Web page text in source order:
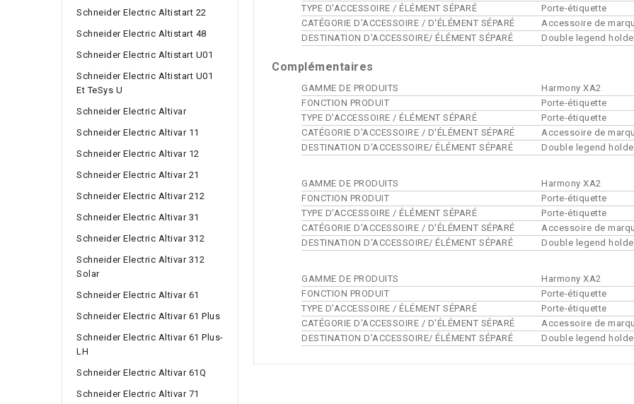
Schneider Electric Altistart 22
Schneider Electric Altistart 48
Schneider Electric Altistart U01
Schneider Electric Altistart U01
Et TeSys U
Schneider Electric Altivar
Schneider Electric Altivar 11
Schneider Electric Altivar 12
Schneider Electric Altivar 21
Schneider Electric Altivar 212
Schneider Electric Altivar 31
Schneider Electric Altivar 312
Schneider Electric Altivar 312
Solar
Schneider Electric Altivar 61
Schneider Electric Altivar 61 Plus
Schneider Electric Altivar 61 Plus-
LH
Schneider Electric Altivar 61Q
Schneider Electric Altivar 71
TYPE D'ACCESSOIRE / ÉLÉMENT SÉPARÉ
Porte-étiquette
CATÉGORIE D'ACCESSOIRE / D'ÉLÉMENT SÉPARÉ
Accessoire de
DESTINATION D'ACCESSOIRE/ ÉLÉMENT SÉPARÉ
Double legend
Complémentaires
GAMME DE PRODUITS
Harmony XA2
FONCTION PRODUIT
Porte-étiquette
TYPE D'ACCESSOIRE / ÉLÉMENT SÉPARÉ
Porte-étiquette
CATÉGORIE D'ACCESSOIRE / D'ÉLÉMENT SÉPARÉ
Accessoire de
DESTINATION D'ACCESSOIRE/ ÉLÉMENT SÉPARÉ
Double legend
GAMME DE PRODUITS
Harmony XA2
FONCTION PRODUIT
Porte-étiquette
TYPE D'ACCESSOIRE / ÉLÉMENT SÉPARÉ
Porte-étiquette
CATÉGORIE D'ACCESSOIRE / D'ÉLÉMENT SÉPARÉ
Accessoire de
DESTINATION D'ACCESSOIRE/ ÉLÉMENT SÉPARÉ
Double legend
GAMME DE PRODUITS
Harmony XA2
FONCTION PRODUIT
Porte-étiquette
TYPE D'ACCESSOIRE / ÉLÉMENT SÉPARÉ
Porte-étiquette
CATÉGORIE D'ACCESSOIRE / D'ÉLÉMENT SÉPARÉ
Accessoire de
DESTINATION D'ACCESSOIRE/ ÉLÉMENT SÉPARÉ
Double legend